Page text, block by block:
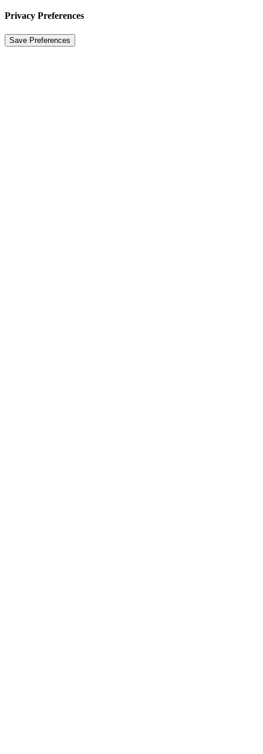
Privacy Preferences